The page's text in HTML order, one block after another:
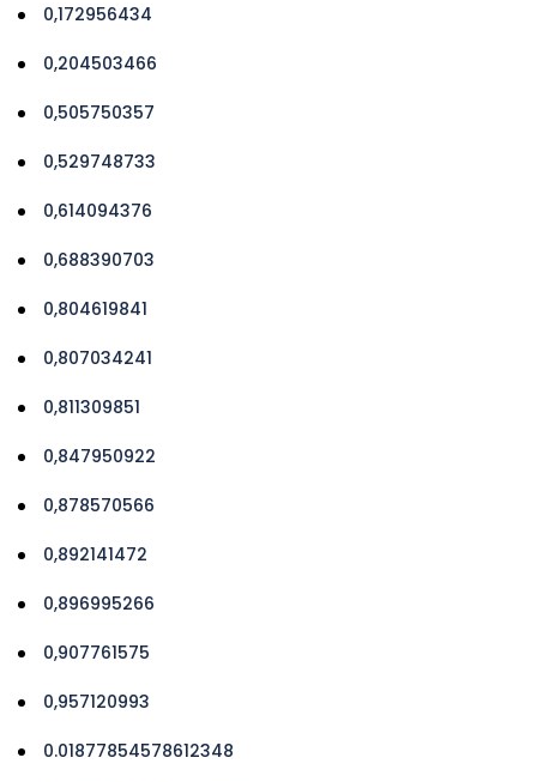
0,172956434
0,204503466
0,505750357
0,529748733
0,614094376
0,688390703
0,804619841
0,807034241
0,811309851
0,847950922
0,878570566
0,892141472
0,896995266
0,907761575
0,957120993
0.01877854578612348